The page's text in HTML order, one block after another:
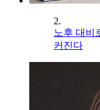
2.
노후 대비
커진다